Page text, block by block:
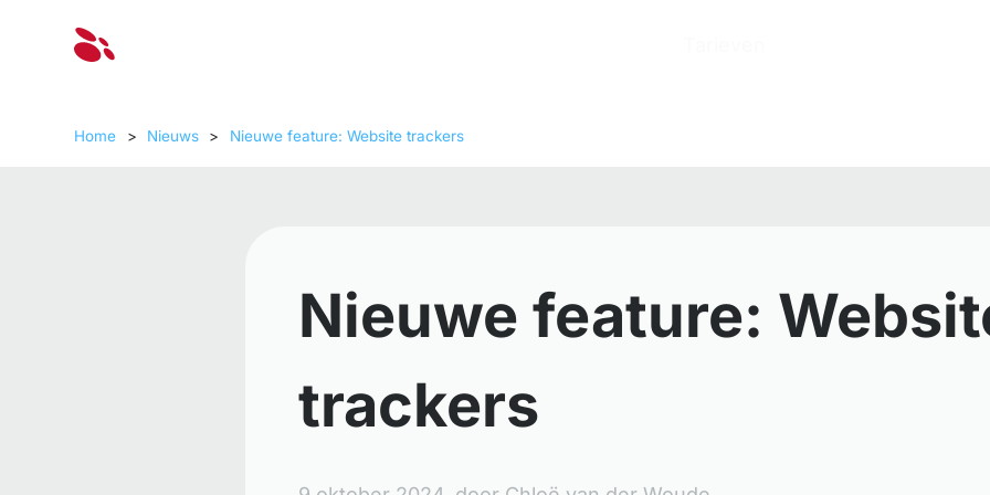
Home > Nieuws > Nieuwe feature: Website trackers
Nieuwe feature:
trackers